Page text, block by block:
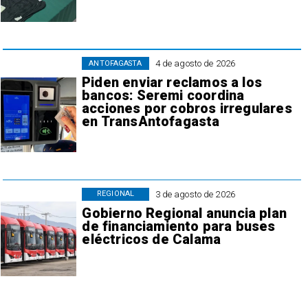
4 de agosto de 2026
Piden enviar reclamos a los
bancos: Seremi coordina
acciones por cobros irregulares
en TransAntofagasta
ANTOFAGASTA
3 de agosto de 2026
Gobierno Regional anuncia plan
de financiamiento para buses
eléctricos de Calama
REGIONAL